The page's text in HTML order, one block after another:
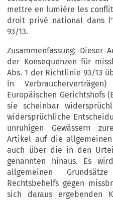
mettre en lumière les
droit privé national dans
93/13.
Zusammenfassung:
der Konsequenzen für
Abs. 1 der Richtlinie 93/13
in
Europäischen Gerichtshofs
sie scheinbar
widersprüchliche
unruhigen Gewässern
Artikel auf die allgemeinen
auch über die in den
genannten hinaus. Es
allgemeinen
Rechtsbehelfs gegen
sich daraus ergebenden